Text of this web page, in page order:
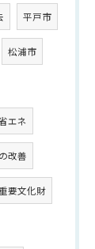
平戸市
松浦市
エネ
改善
要文化財